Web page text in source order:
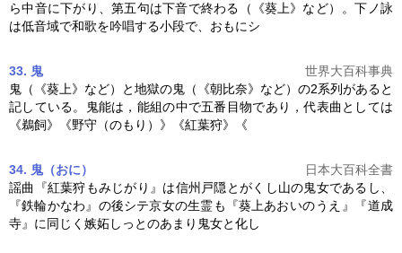
ら中音に下がり、第五句は下音で終わる（《葵上》など）。下ノ詠
は低音域で和歌を吟唱する小段で、おもにシ
33. 鬼
世界大百科事典
鬼（《葵上》など）と地獄の鬼（《朝比奈》など）の2系列があると
記している。鬼能は，能組の中で五番目物であり，代表曲としては
《鵜飼》《野守（のもり）》《紅葉狩》《
34. 鬼（おに）
日本大百科全書
謡曲『紅葉狩もみじがり』は信州戸隠とがくし山の鬼女であるし、
『鉄輪かなわ』の後シテ京女の生霊も『葵上あおいのうえ』『道成
寺』に同じく嫉妬しっとのあまり鬼女と化し